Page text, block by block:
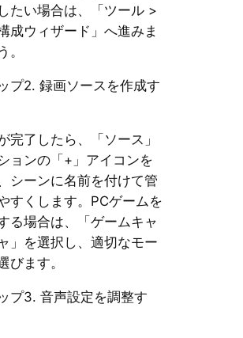
たい場合は、「ツール >
成ウィザード」へ進みま
。
プ2. 録画ソースを作成す
完了したら、「ソース」
ョンの「+」アイコンを
シーンに名前を付けて管
すくします。PCゲームを
る場合は、「ゲームキャ
」を選択し、適切なモー
びます。
プ3. 音声設定を調整す